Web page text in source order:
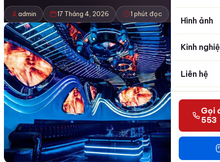
Hình ảnh
Kinh
Liên hệ
Gọi
553
admin 17 Tháng 4, 2026 1 phút đọc